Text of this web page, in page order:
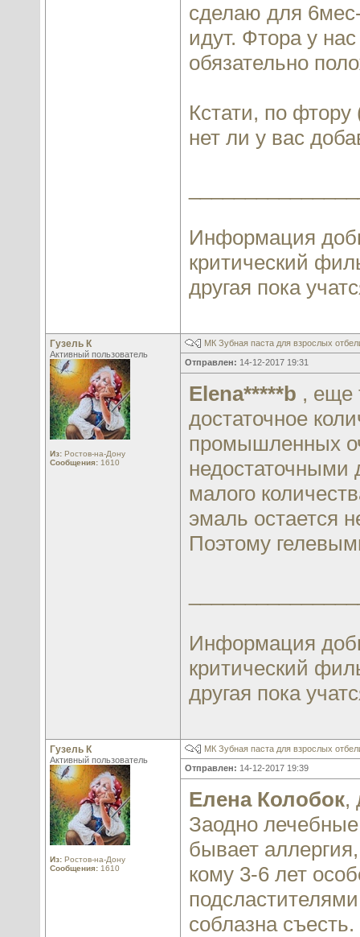
сделаю для
идут. Фтора у
обязательно
Кстати, по
нет ли у вас
Информация
критический
другая пока
Гузель К
Активный пользователь
Из: Ростов-на-Дону
Сообщения: 1610
МК Зубная паста для взрослых
Отправлен: 14-12-2017 19:31
Elena*****b , еще
достаточное
промышленных
недостаточными
малого
эмаль остается
Поэтому
Информация
критический
другая пока
Гузель К
Активный пользователь
Из: Ростов-на-Дону
Сообщения: 1610
МК Зубная паста для взрослых
Отправлен: 14-12-2017 19:39
Елена Колобок,
Заодно
бывает
кому 3-6 лет
соблазна съесть.